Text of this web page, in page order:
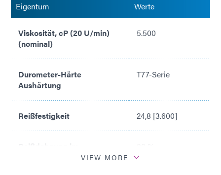
Eigentum Werte
Viskosität, cP (20 U/min)
(nominal)
5.500
Durometer-Härte
Aushärtung
T77-Serie
Reißfestigkeit 24,8 [3.600]
Reißdehnung im
ausgehärteten ZustandVIEW MORE